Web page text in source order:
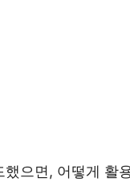
했으면, 어떻게 활